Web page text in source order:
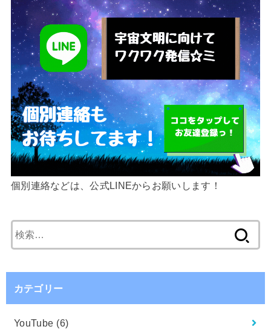
個別連絡などは、公式LINEからお願いします！
索:
カテゴリー
YouTube (6)